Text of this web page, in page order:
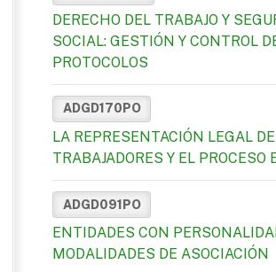
DERECHO DEL TRABAJO Y
SOCIAL: GESTIÓN Y CONTROL
PROTOCOLOS
ADGD170PO
LA REPRESENTACIÓN LEGAL
TRABAJADORES Y EL PROCESO
ADGD091PO
ENTIDADES CON
MODALIDADES DE ASOCIACIÓN